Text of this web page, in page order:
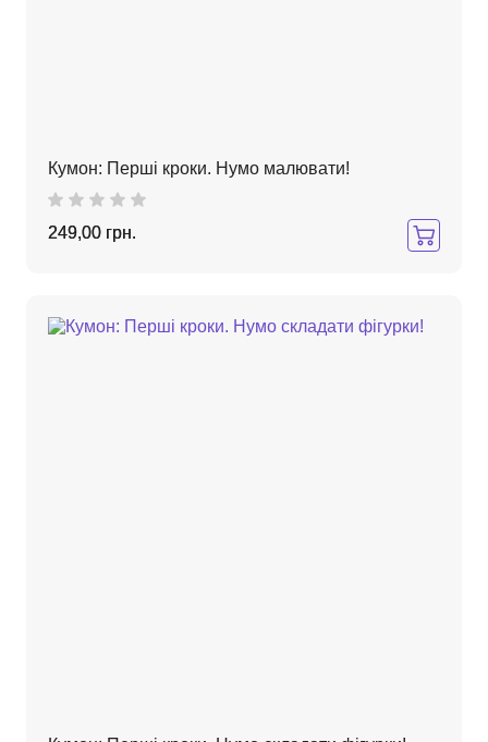
Кумон: Перші кроки. Нумо малювати!
249,00 грн.